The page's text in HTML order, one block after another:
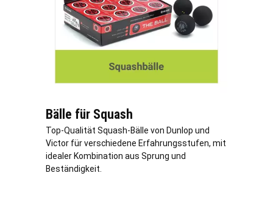
Bälle für Squash
Top-Qualität Squash-Bälle von Dunlop und
Victor für verschiedene Erfahrungsstufen, mit
idealer Kombination aus Sprung und
Beständigkeit.